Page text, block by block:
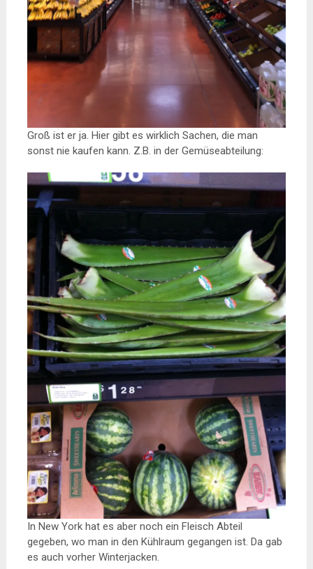
Groß ist er ja. Hier gibt es wirklich Sachen, die man
sonst nie kaufen kann. Z.B. in der Gemüseabteilung:
In New York hat es aber noch ein Fleisch Abteil
gegeben, wo man in den Kühlraum gegangen ist. Da gab
es auch vorher Winterjacken.